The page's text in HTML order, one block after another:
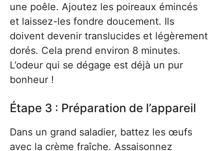
une poêle. Ajoutez les poireaux émincés
et laissez-les fondre doucement. Ils
doivent devenir translucides et légèrement
dorés. Cela prend environ 8 minutes.
L’odeur qui se dégage est déjà un pur
bonheur !
Étape 3 : Préparation de l’appareil
Dans un grand saladier, battez les œufs
avec la crème fraîche. Assaisonnez